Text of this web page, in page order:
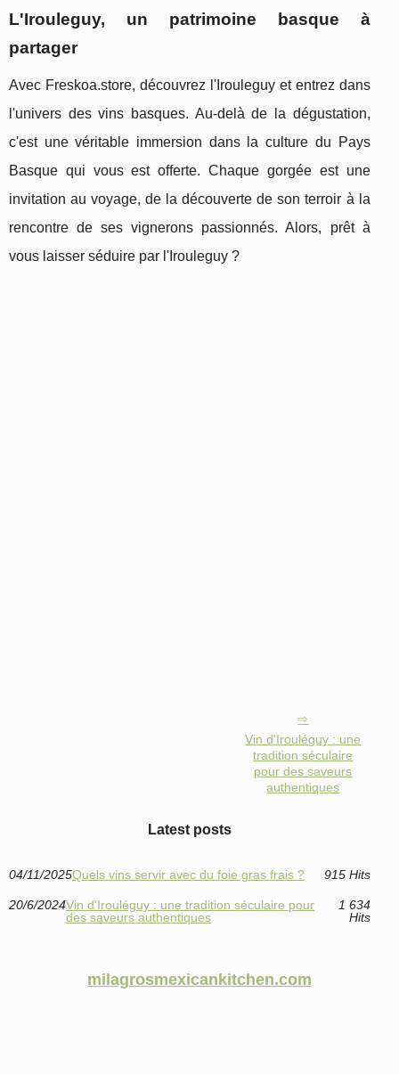
L'Irouleguy, un patrimoine basque à
partager
Avec Freskoa.store, découvrez l'Irouleguy et entrez dans
l'univers des vins basques. Au-delà de la dégustation,
c'est une véritable immersion dans la culture du Pays
Basque qui vous est offerte. Chaque gorgée est une
invitation au voyage, de la découverte de son terroir à la
rencontre de ses vignerons passionnés. Alors, prêt à
vous laisser séduire par l'Irouleguy ?
Vin d'Irouléguy : une
tradition séculaire
pour des saveurs
authentiques
Latest posts
04/11/2025Quels vins servir avec du foie gras frais ? 915 Hits
20/6/2024Vin d'Irouléguy : une tradition séculaire pour
des saveurs authentiques
1 634
Hits
milagrosmexicankitchen.com